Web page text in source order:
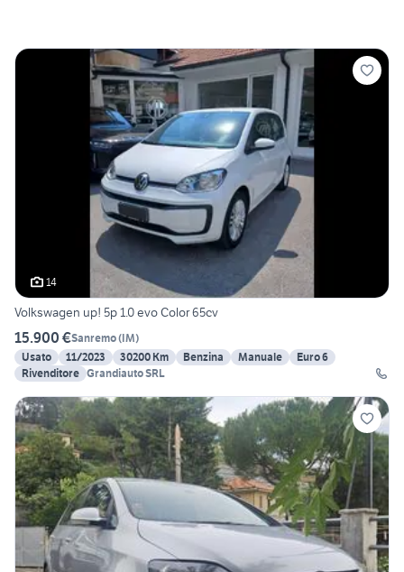
14
Volkswagen up! 5p 1.0 evo Color 65cv
15.900 €Sanremo(IM)
Usato
11/2023 30200 Km Benzina Manuale
Euro 6
Rivenditore Grandiauto SRL